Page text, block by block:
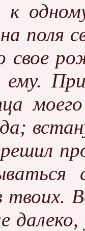
к
поля
свое
твоих.